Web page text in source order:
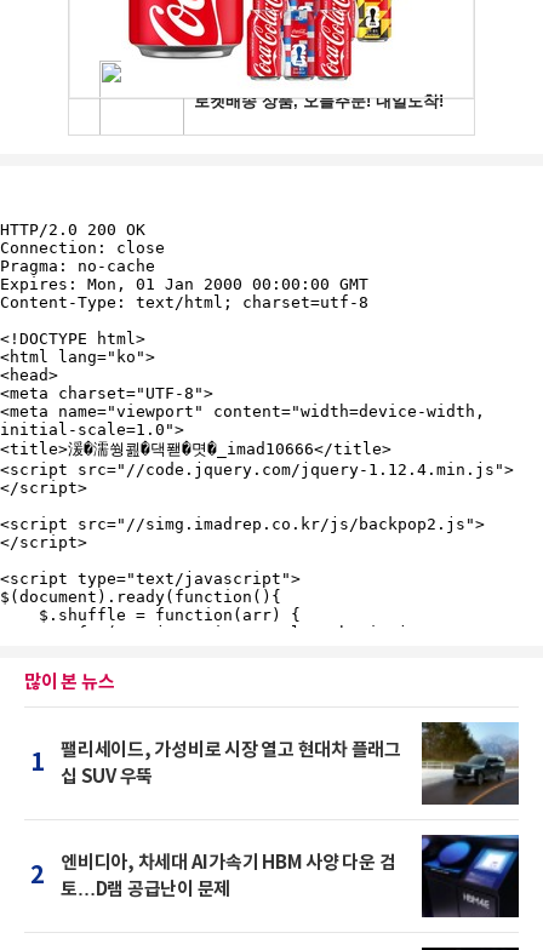
많이 본 뉴스
1
팰리세이드, 가성비로 시장 열고 현대차 플래그
십 SUV 우뚝
2
엔비디아, 차세대 AI가속기 HBM 사양 다운 검
토…D램 공급난이 문제